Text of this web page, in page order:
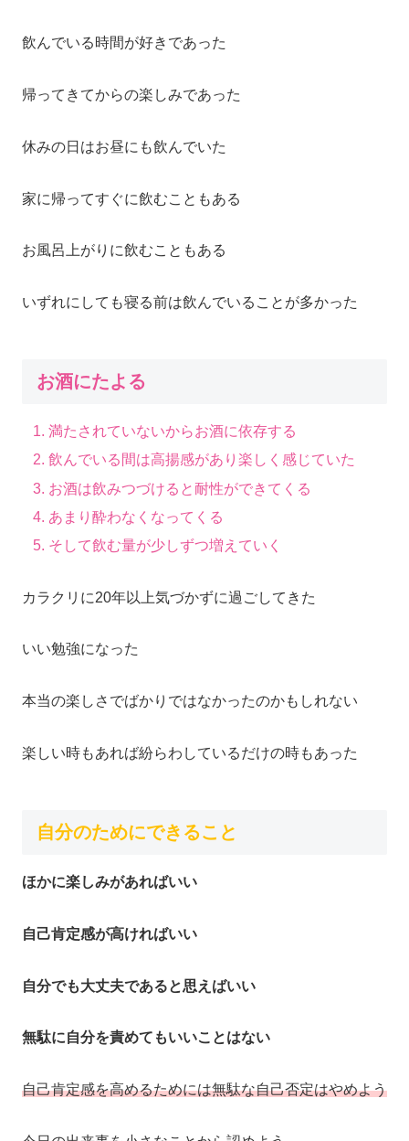
飲んでいる時間が好きであった
帰ってきてからの楽しみであった
休みの日はお昼にも飲んでいた
家に帰ってすぐに飲むこともある
お風呂上がりに飲むこともある
いずれにしても寝る前は飲んでいることが多かった
お酒にたよる
満たされていないからお酒に依存する
飲んでいる間は高揚感があり楽しく感じていた
お酒は飲みつづけると耐性ができてくる
あまり酔わなくなってくる
そして飲む量が少しずつ増えていく
カラクリに20年以上気づかずに過ごしてきた
いい勉強になった
本当の楽しさでばかりではなかったのかもしれない
楽しい時もあれば紛らわしているだけの時もあった
自分のためにできること
ほかに楽しみがあればいい
自己肯定感が高ければいい
自分でも大丈夫であると思えばいい
無駄に自分を責めてもいいことはない
自己肯定感を高めるためには無駄な自己否定はやめよう